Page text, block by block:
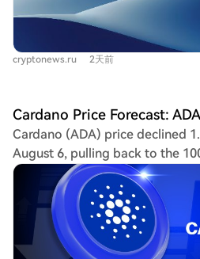
transfer of test $ADA tokens
ecosystems. Using IBC, test $ADA tokens are locked on
the Cardano network, and an
token is minted on Injective. For
on smart contracts and
Injective is a network built for
markets. This connection
cases where Cardano assets
Injective's supported
protocols.
cryptonews.ru 2天前
Cardano (ADA) price declined
August 6, pulling back to the
followed a breakout from an
with key support identified
50-day EMAs around $0.1762-
are seen at the 100-day EMA
breakout target of $0.22, and